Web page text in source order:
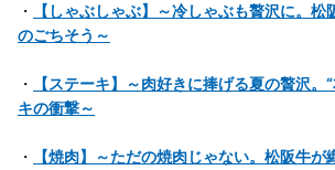
・
【しゃぶしゃぶ】～冷しゃぶも贅沢に。
のごちそう～
・
【ステーキ】～肉好きに捧げる夏の贅沢。
キの衝撃～
・
【焼肉】～ただの焼肉じゃない。松阪牛